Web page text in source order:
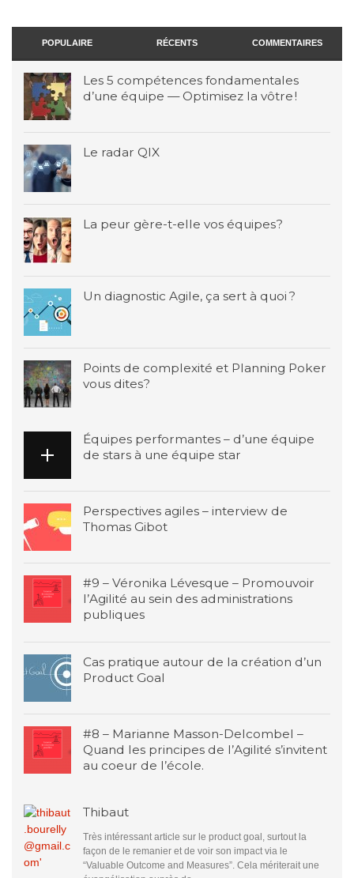
POPULAIRE RÉCENTS COMMENTAIRES
Les 5 compétences fondamentales
d’une équipe — Optimisez la vôtre !
Le radar QIX
La peur gère-t-elle vos équipes?
Un diagnostic Agile, ça sert à quoi ?
Points de complexité et Planning Poker
vous dites?
Équipes performantes – d’une équipe
de stars à une équipe star
Perspectives agiles – interview de
Thomas Gibot
#9 – Véronika Lévesque – Promouvoir
l’Agilité au sein des administrations
publiques
Cas pratique autour de la création d’un
Product Goal
#8 – Marianne Masson-Delcombel –
Quand les principes de l’Agilité s’invitent
au coeur de l’école.
Thibaut
Très intéressant article sur le product goal, surtout la
façon de le remanier et de voir son impact via le
“Valuable Outcome and Measures”. Cela mériterait une